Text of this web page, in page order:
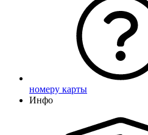
номеру карты
Инфо